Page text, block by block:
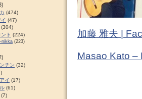
加藤 雅夫 |
Masao Kato –
(474)
(47)
(304)
ント (224)
nikka (223)
チン (32)
イ (17)
(61)
(7)